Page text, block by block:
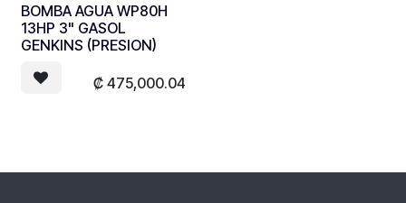
BOMBA AGUA WP80H
13HP 3" GASOL
GENKINS (PRESION)
₡ 475,000.04